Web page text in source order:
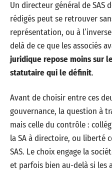
Un directeur général de
rédigés peut se retrouver
représentation, ou à
delà de ce que les associés
juridique repose moins sur
statutaire qui le définit.
Avant de choisir entre ces
gouvernance, la question à
mais celle du contrôle :
la SA à directoire, ou liberté
SAS. Le choix engage la
et parfois bien au-delà si les